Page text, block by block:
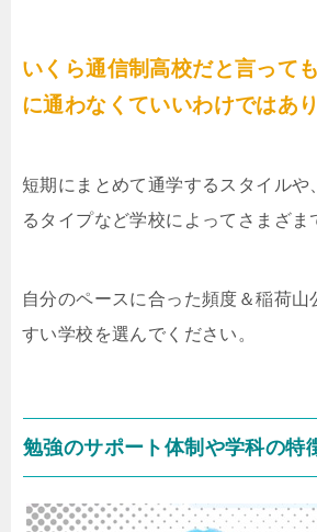
いくら通信制高校だと言って
に通わなくていいわけではあり
短期にまとめて通学するスタイルや
るタイプなど学校によってさまざま
自分のペースに合った頻度＆稲荷山
すい学校を選んでください。
勉強のサポート体制や学科の特